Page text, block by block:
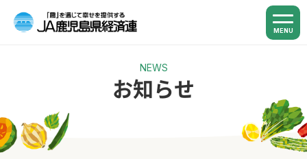
MENU
NEWS
お知らせ